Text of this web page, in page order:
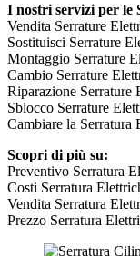
I nostri servizi per le
Vendita Serrature
Sostituisci Serrature
Montaggio Serrature
Cambio Serrature
Riparazione
Sblocco Serrature
Cambiare la
Scopri di più su:
Preventivo Serratura
Costi Serratura
Vendita Serratura
Prezzo Serratura